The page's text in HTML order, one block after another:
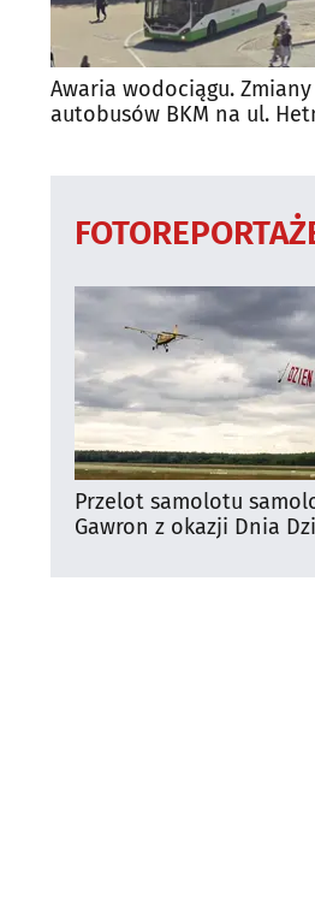
Awaria wodociągu.
autobusów BKM na ul.
Przelot samolotu
Gawron z okazji Dnia